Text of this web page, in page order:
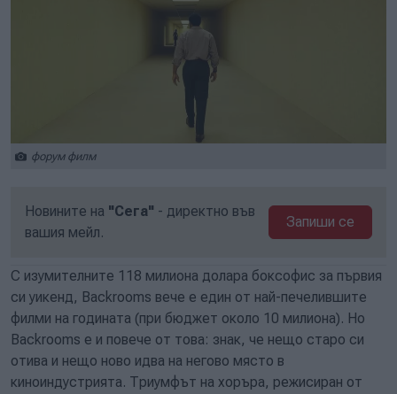
форум филм
Новините на "Сега" - директно във
вашия мейл.
Запиши се
С изумителните 118 милиона долара боксофис за първия
си уикенд, Backrooms вече е един от най-печелившите
филми на годината (при бюджет около 10 милиона). Но
Backrooms е и повече от това: знак, че нещо старо си
отива и нещо ново идва на негово място в
киноиндустрията. Триумфът на хоръра, режисиран от